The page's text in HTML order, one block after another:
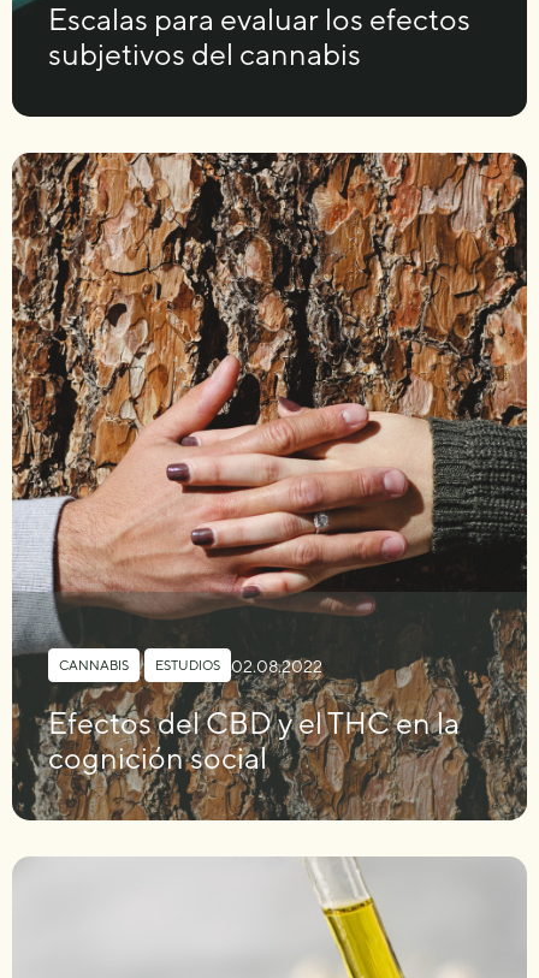
Escalas para evaluar los efectos
subjetivos del cannabis
CANNABIS , ESTUDIOS 02.08.2022
Efectos del CBD y el THC en la
cognición social